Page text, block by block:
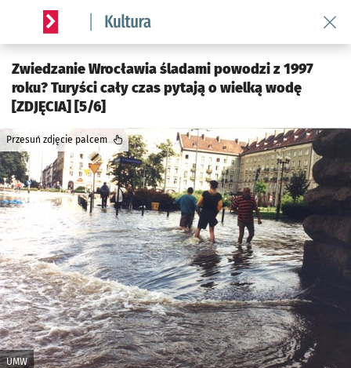
Serwis informacyjny wroclaw.pl podserwis: Kultura
Zwiedzanie Wrocławia śladami powodzi z 1997
roku? Turyści cały czas pytają o wielką wodę
[ZDJĘCIA] [5/6]
UMW
Przesuń zdjęcie palcem